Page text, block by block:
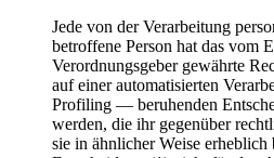
Jede von der Verarbeitung
betroffene Person hat das vom
Verordnungsgeber gewährte
auf einer automatisierten
Profiling — beruhenden
werden, die ihr gegenüber
sie in ähnlicher Weise